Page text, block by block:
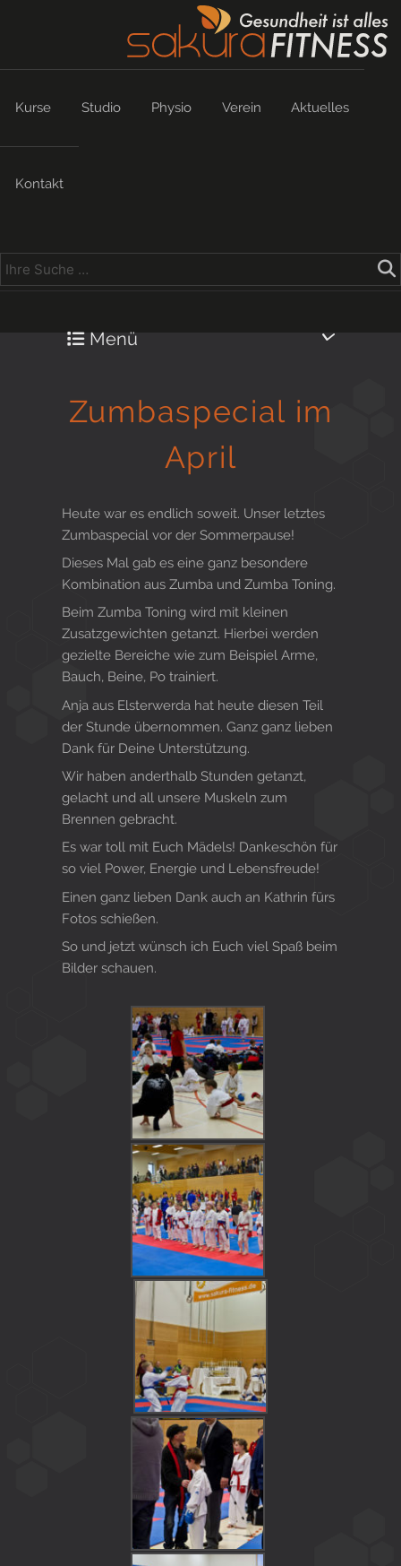
Kurse Studio Physio Verein Aktuelles
Kontakt
Menü
Gesund in Form
Aktiv für Ihre Gesundheit
Gesunde Ernährungsberatung
Zumbaspecial im
April
Heute war es endlich soweit. Unser letztes
Zumbaspecial vor der Sommerpause!
Dieses Mal gab es eine ganz besondere
Kombination aus Zumba und Zumba Toning.
Beim Zumba Toning wird mit kleinen
Zusatzgewichten getanzt. Hierbei werden
gezielte Bereiche wie zum Beispiel Arme,
Bauch, Beine, Po trainiert.
Anja aus Elsterwerda hat heute diesen Teil
der Stunde übernommen. Ganz ganz lieben
Dank für Deine Unterstützung.
Wir haben anderthalb Stunden getanzt,
gelacht und all unsere Muskeln zum
Brennen gebracht.
Es war toll mit Euch Mädels! Dankeschön für
so viel Power, Energie und Lebensfreude!
Einen ganz lieben Dank auch an Kathrin fürs
Fotos schießen.
So und jetzt wünsch ich Euch viel Spaß beim
Bilder schauen.